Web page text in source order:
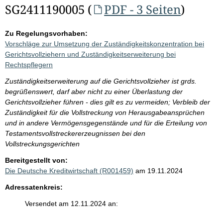
SG2411190005 (
PDF - 3 Seiten)
Zu Regelungsvorhaben:
Vorschläge zur Umsetzung der Zuständigkeitskonzentration bei
Gerichtsvollziehern und Zuständigkeitserweiterung bei
Rechtspflegern
Zuständigkeitserweiterung auf die Gerichtsvollzieher ist grds.
begrüßenswert, darf aber nicht zu einer Überlastung der
Gerichtsvollzieher führen - dies gilt es zu vermeiden; Verbleib der
Zuständigkeit für die Vollstreckung von Herausgabeansprüchen
und in andere Vermögensgegenstände und für die Erteilung von
Testamentsvollstreckererzeugnissen bei den
Vollstreckungsgerichten
Bereitgestellt von:
Die Deutsche Kreditwirtschaft (R001459) am 19.11.2024
Adressatenkreis:
Versendet am 12.11.2024 an: